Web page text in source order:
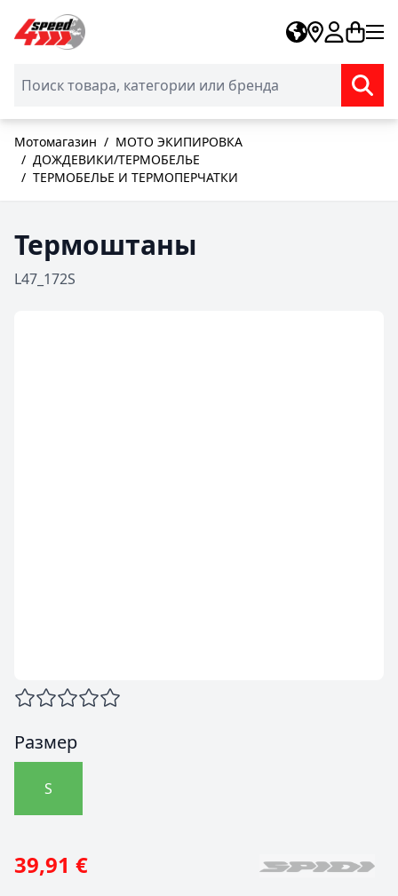
Skip to Content
Мотомагазин / МОТО ЭКИПИРОВКА
/ ДОЖДЕВИКИ/ТЕРМОБЕЛЬЕ
/ ТЕРМОБЕЛЬЕ И ТЕРМОПЕРЧАТКИ
Термоштаны
L47_172S
Размер
S
39,91 €